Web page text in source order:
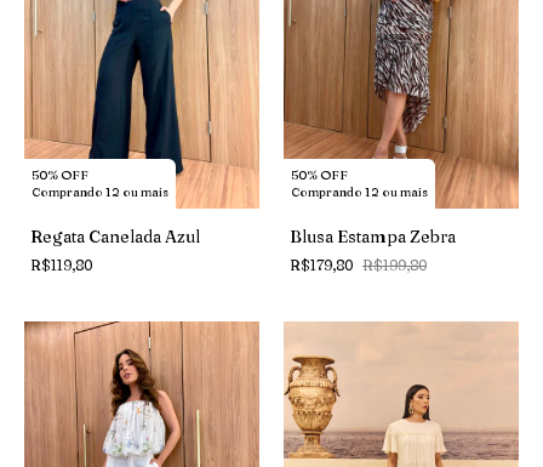
50% OFF
Comprando 12 ou mais
Regata Canelada Azul
R$119,80
50% OFF
Comprando 12 ou mais
Blusa Estampa Zebra
R$179,80 R$199,80